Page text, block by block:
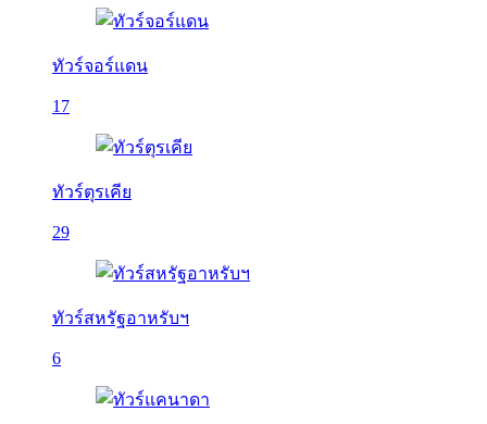
ทัวร์จอร์แดน
17
ทัวร์ตุรเคีย
29
ทัวร์สหรัฐอาหรับฯ
6